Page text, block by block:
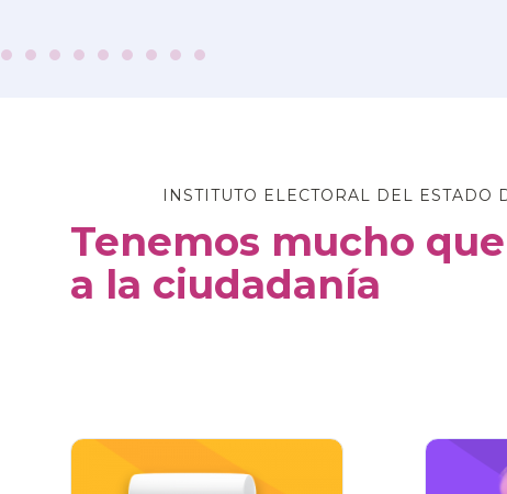
INSTITUTO ELECTORAL DEL ESTADO
Tenemos mucho
a la ciudadanía